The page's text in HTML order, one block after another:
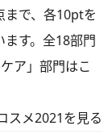
まで、各10ptを
す。全18部門
ア」部門はこ
スメ2021を見る